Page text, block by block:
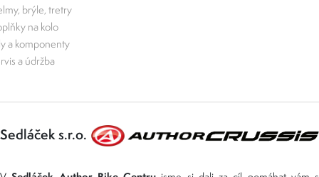
brýle, tretry
na kolo
a komponenty
a údržba
Sedláček s.r.o.